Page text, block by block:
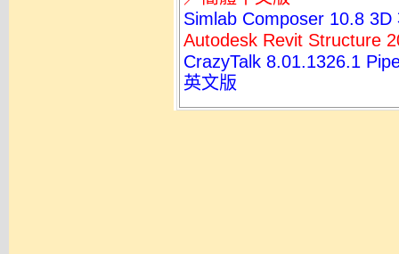
Simlab Composer 10.8
Autodesk Revit Structure
CrazyTalk 8.01.1326.1
英文版